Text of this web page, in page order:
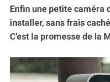
Enfin une petite caméra
installer, sans frais
C'est la promesse de la